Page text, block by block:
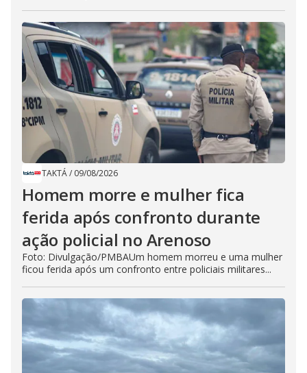
TAKTÁ/ 09/08/2026
Homem morre e mulher fica
ferida após confronto durante
ação policial no Arenoso
Foto: Divulgação/PMBAUm homem morreu e uma mulher
ficou ferida após um confronto entre policiais militares...